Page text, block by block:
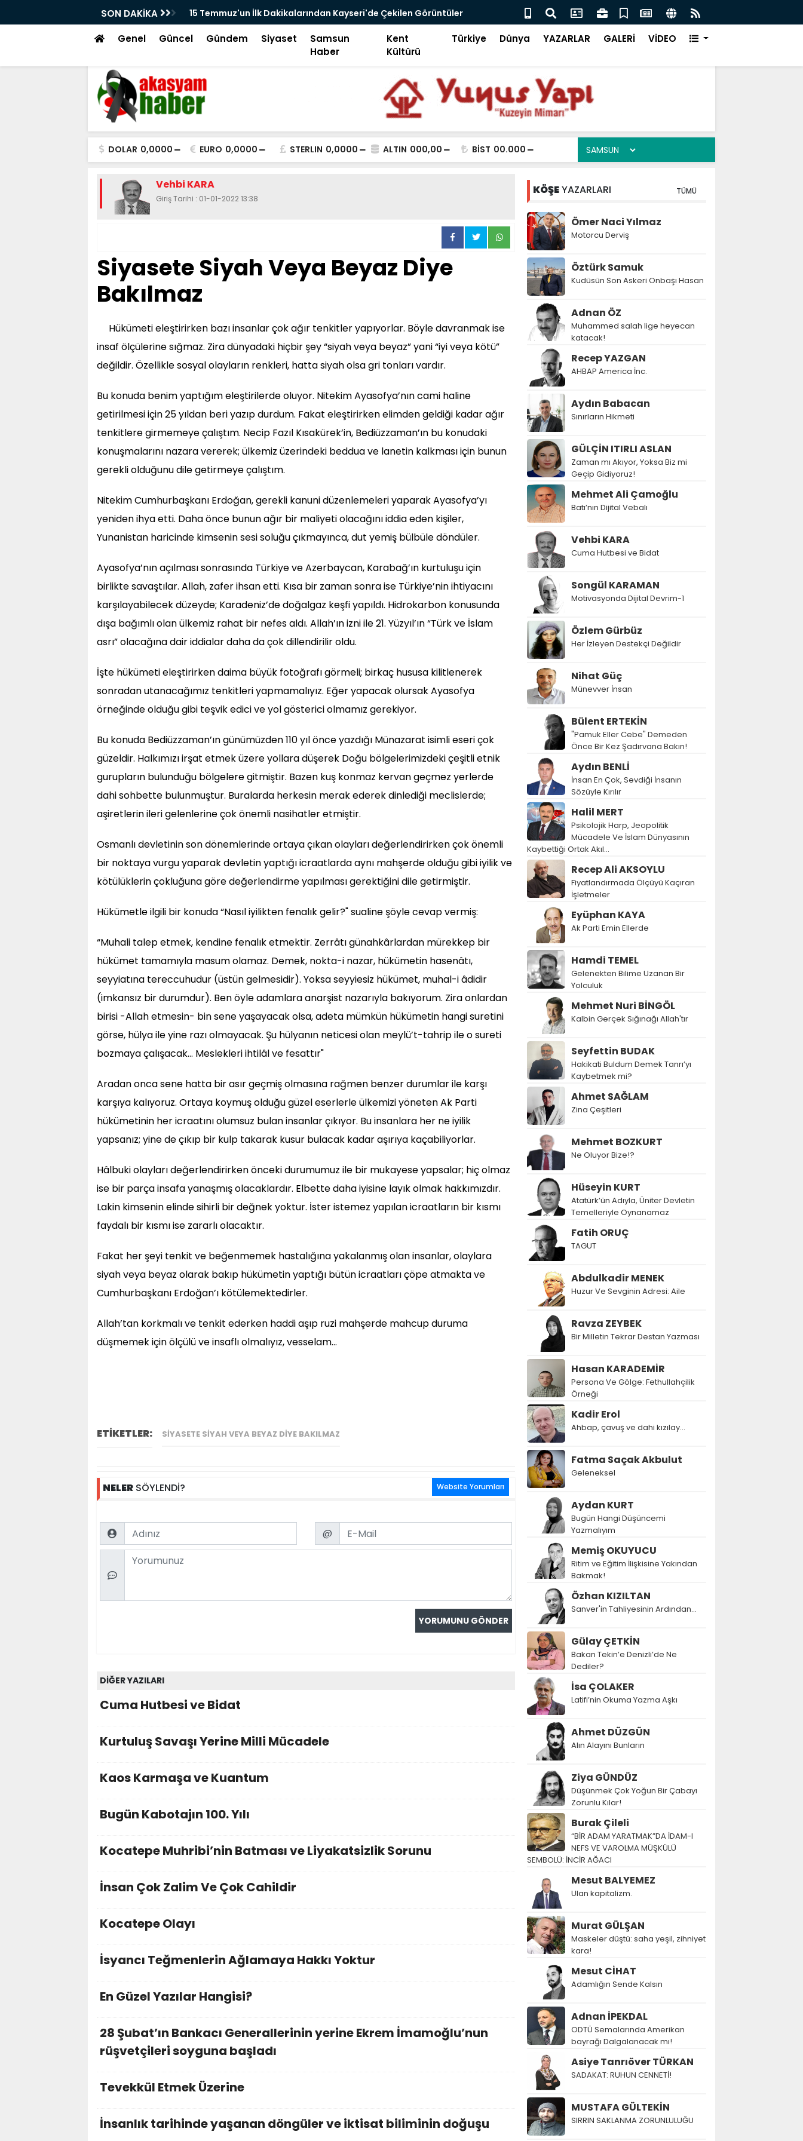
SON DAKİKA
İlk Dakikalarından Kayseri'de Çekilen Görüntüler
Ferhat Çakır'ın Meydandaki Çağrısı Kamerada
Beğeni Avcılığı, Ego Enflasyonu ve Çelişkiler Çağı İFAM'da Büyük İcazet Heyecanı
Genel Güncel Gündem Siyaset
Samsun
Haber
Kent
Kültürü
Türkiye Dünya YAZARLAR GALERİ VİDEO
DOLAR 0,0000 EURO 0,0000 STERLIN 0,0000 ALTIN 000,00 BİST 00.000
Vehbi KARA
Giriş Tarihi : 01-01-2022 13:38
Siyasete Siyah Veya Beyaz Diye
Bakılmaz
Hükümeti eleştirirken bazı insanlar çok ağır tenkitler yapıyorlar. Böyle davranmak ise
insaf ölçülerine sığmaz. Zira dünyadaki hiçbir şey “siyah veya beyaz” yani “iyi veya kötü”
değildir. Özellikle sosyal olayların renkleri, hatta siyah olsa gri tonları vardır.
Bu konuda benim yaptığım eleştirilerde oluyor. Nitekim Ayasofya’nın cami haline
getirilmesi için 25 yıldan beri yazıp durdum. Fakat eleştirirken elimden geldiği kadar ağır
tenkitlere girmemeye çalıştım. Necip Fazıl Kısakürek’in, Bediüzzaman’ın bu konudaki
konuşmalarını nazara vererek; ülkemiz üzerindeki beddua ve lanetin kalkması için bunun
gerekli olduğunu dile getirmeye çalıştım.
Nitekim Cumhurbaşkanı Erdoğan, gerekli kanuni düzenlemeleri yaparak Ayasofya’yı
yeniden ihya etti. Daha önce bunun ağır bir maliyeti olacağını iddia eden kişiler,
Yunanistan haricinde kimsenin sesi soluğu çıkmayınca, dut yemiş bülbüle döndüler.
Ayasofya’nın açılması sonrasında Türkiye ve Azerbaycan, Karabağ’ın kurtuluşu için
birlikte savaştılar. Allah, zafer ihsan etti. Kısa bir zaman sonra ise Türkiye’nin ihtiyacını
karşılayabilecek düzeyde; Karadeniz’de doğalgaz keşfi yapıldı. Hidrokarbon konusunda
dışa bağımlı olan ülkemiz rahat bir nefes aldı. Allah’ın izni ile 21. Yüzyıl’ın “Türk ve İslam
asrı” olacağına dair iddialar daha da çok dillendirilir oldu.
İşte hükümeti eleştirirken daima büyük fotoğrafı görmeli; birkaç hususa kilitlenerek
sonradan utanacağımız tenkitleri yapmamalıyız. Eğer yapacak olursak Ayasofya
örneğinde olduğu gibi teşvik edici ve yol gösterici olmamız gerekiyor.
Bu konuda Bediüzzaman’ın günümüzden 110 yıl önce yazdığı Münazarat isimli eseri çok
güzeldir. Halkımızı irşat etmek üzere yollara düşerek Doğu bölgelerimizdeki çeşitli etnik
gurupların bulunduğu bölgelere gitmiştir. Bazen kuş konmaz kervan geçmez yerlerde
dahi sohbette bulunmuştur. Buralarda herkesin merak ederek dinlediği meclislerde;
aşiretlerin ileri gelenlerine çok önemli nasihatler etmiştir.
Osmanlı devletinin son dönemlerinde ortaya çıkan olayları değerlendirirken çok önemli
bir noktaya vurgu yaparak devletin yaptığı icraatlarda aynı mahşerde olduğu gibi iyilik ve
kötülüklerin çokluğuna göre değerlendirme yapılması gerektiğini dile getirmiştir.
Hükümetle ilgili bir konuda “Nasıl iyilikten fenalık gelir?" sualine şöyle cevap vermiş:
“Muhali talep etmek, kendine fenalık etmektir. Zerrâtı günahkârlardan mürekkep bir
hükümet tamamıyla masum olamaz. Demek, nokta-i nazar, hükümetin hasenâtı,
seyyiatına tereccuhudur (üstün gelmesidir). Yoksa seyyiesiz hükümet, muhal-i âdidir
(imkansız bir durumdur). Ben öyle adamlara anarşist nazarıyla bakıyorum. Zira onlardan
birisi -Allah etmesin- bin sene yaşayacak olsa, adeta mümkün hükümetin hangi suretini
görse, hülya ile yine razı olmayacak. Şu hülyanın neticesi olan meylü’t-tahrip ile o sureti
bozmaya çalışacak… Meslekleri ihtilâl ve fesattır"
Aradan onca sene hatta bir asır geçmiş olmasına rağmen benzer durumlar ile karşı
karşıya kalıyoruz. Ortaya koymuş olduğu güzel eserlerle ülkemizi yöneten Ak Parti
hükümetinin her icraatını olumsuz bulan insanlar çıkıyor. Bu insanlara her ne iyilik
yapsanız; yine de çıkıp bir kulp takarak kusur bulacak kadar aşırıya kaçabiliyorlar.
Hâlbuki olayları değerlendirirken önceki durumumuz ile bir mukayese yapsalar; hiç olmaz
ise bir parça insafa yanaşmış olacaklardır. Elbette daha iyisine layık olmak hakkımızdır.
Lakin kimsenin elinde sihirli bir değnek yoktur. İster istemez yapılan icraatların bir kısmı
faydalı bir kısmı ise zararlı olacaktır.
Fakat her şeyi tenkit ve beğenmemek hastalığına yakalanmış olan insanlar, olaylara
siyah veya beyaz olarak bakıp hükümetin yaptığı bütün icraatları çöpe atmakta ve
Cumhurbaşkanı Erdoğan’ı kötülemektedirler.
Allah’tan korkmalı ve tenkit ederken haddi aşıp ruzi mahşerde mahcup duruma
düşmemek için ölçülü ve insaflı olmalıyız, vesselam…
ETİKETLER: SIYASETE SIYAH VEYA BEYAZ DIYE BAKILMAZ
NELER SÖYLENDİ? Website Yorumları
Name Email
@
Comment
DİĞER YAZILARI
Cuma Hutbesi ve Bidat
Kurtuluş Savaşı Yerine Milli Mücadele
Kaos Karmaşa ve Kuantum
Bugün Kabotajın 100. Yılı
Kocatepe Muhribi’nin Batması ve Liyakatsizlik Sorunu
İnsan Çok Zalim Ve Çok Cahildir
Kocatepe Olayı
İsyancı Teğmenlerin Ağlamaya Hakkı Yoktur
En Güzel Yazılar Hangisi?
28 Şubat’ın Bankacı Generallerinin yerine Ekrem İmamoğlu’nun
rüşvetçileri soyguna başladı
Tevekkül Etmek Üzerine
İnsanlık tarihinde yaşanan döngüler ve iktisat biliminin doğuşu
KÖŞEYAZARLARI TÜMÜ
Ömer Naci Yılmaz
Motorcu Derviş
Öztürk Samuk
Kudüsün Son Askeri Onbaşı Hasan
Adnan ÖZ
Muhammed salah lige heyecan
katacak!
Recep YAZGAN
AHBAP America İnc.
Aydın Babacan
Sınırların Hikmeti
GÜLÇİN ITIRLI ASLAN
Zaman mı Akıyor, Yoksa Biz mi
Geçip Gidiyoruz!
Mehmet Ali Çamoğlu
Batı’nın Dijital Vebalı
Vehbi KARA
Cuma Hutbesi ve Bidat
Songül KARAMAN
Motivasyonda Dijital Devrim-1
Özlem Gürbüz
Her İzleyen Destekçi Değildir
Nihat Güç
Münevver İnsan
Bülent ERTEKİN
"Pamuk Eller Cebe" Demeden
Önce Bir Kez Şadırvana Bakın!
Aydın BENLİ
İnsan En Çok, Sevdiği İnsanın
Sözüyle Kırılır
Halil MERT
Psikolojik Harp, Jeopolitik
Mücadele Ve İslam Dünyasının
Kaybettiği Ortak Akıl…
Recep Ali AKSOYLU
Fiyatlandırmada Ölçüyü Kaçıran
İşletmeler
Eyüphan KAYA
Ak Parti Emin Ellerde
Hamdi TEMEL
Gelenekten Bilime Uzanan Bir
Yolculuk
Mehmet Nuri BİNGÖL
Kalbin Gerçek Sığınağı Allah'tır
Seyfettin BUDAK
Hakikati Buldum Demek Tanrı’yı
Kaybetmek mi?
Ahmet SAĞLAM
Zina Çeşitleri
Mehmet BOZKURT
Ne Oluyor Bize!?
Hüseyin KURT
Atatürk’ün Adıyla, Üniter Devletin
Temelleriyle Oynanamaz
Fatih ORUÇ
TAGUT
Abdulkadir MENEK
Huzur Ve Sevginin Adresi: Aile
Ravza ZEYBEK
Bir Milletin Tekrar Destan Yazması
Hasan KARADEMİR
Persona Ve Gölge: Fethullahçilik
Örneği
Kadir Erol
Ahbap, çavuş ve dahi kızılay...
Fatma Saçak Akbulut
Geleneksel
Aydan KURT
Bugün Hangi Düşüncemi
Yazmalıyım
Memiş OKUYUCU
Ritim ve Eğitim İlişkisine Yakından
Bakmak!
Özhan KIZILTAN
Sanver'in Tahliyesinin Ardından…
Gülay ÇETKİN
Bakan Tekin’e Denizli’de Ne
Dediler?
İsa ÇOLAKER
Latifi’nin Okuma Yazma Aşkı
Ahmet DÜZGÜN
Alın Alayını Bunların
Ziya GÜNDÜZ
Düşünmek Çok Yoğun Bir Çabayı
Zorunlu Kılar!
Burak Çileli
“BİR ADAM YARATMAK”DA İDAM-I
NEFS VE VAROLMA MÜŞKÜLÜ
SEMBOLÜ: İNCİR AĞACI
Mesut BALYEMEZ
Ulan kapitalizm.
Murat GÜLŞAN
Maskeler düştü: saha yeşil, zihniyet
kara!
Mesut CİHAT
Adamlığın Sende Kalsın
Adnan İPEKDAL
ODTÜ Semalarında Amerikan
bayrağı Dalgalanacak mı!
Asiye Tanrıöver TÜRKAN
SADAKAT: RUHUN CENNETİ!
MUSTAFA GÜLTEKİN
SIRRIN SAKLANMA ZORUNLULUĞU